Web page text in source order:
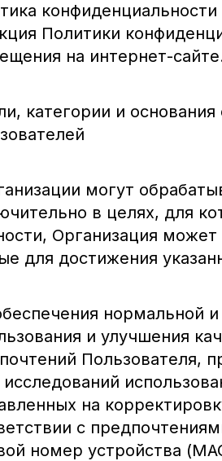
Политики
на интернет-
категории и
могут
в целях, для
Организация
для достижения
нормальной
и улучшения
Пользователя,
на
с
номер устройства